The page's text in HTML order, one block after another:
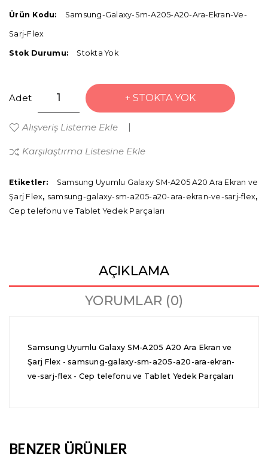
Ürün Kodu: Samsung-Galaxy-Sm-A205-A20-Ara-Ekran-Ve-
Sarj-Flex
Stok Durumu: Stokta Yok
Adet STOKTA YOK
Alışveriş Listeme Ekle
Karşılaştırma Listesine Ekle
Etiketler:
Samsung Uyumlu Galaxy SM-A205 A20 Ara Ekran ve
Şarj Flex, samsung-galaxy-sm-a205-a20-ara-ekran-ve-sarj-flex,
Cep telefonu ve Tablet Yedek Parçaları
AÇIKLAMA
YORUMLAR (0)
Samsung Uyumlu Galaxy SM-A205 A20 Ara Ekran ve
Şarj Flex - samsung-galaxy-sm-a205-a20-ara-ekran-
ve-sarj-flex - Cep telefonu ve Tablet Yedek Parçaları
BENZER ÜRÜNLER